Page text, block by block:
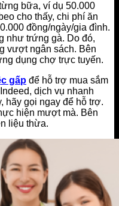
bữa, ví dụ 50.000
cho thấy, chi phí ăn
đồng/ngày/gia đình.
như trứng gà. Do đó,
vượt ngân sách. Bên
dụng chợ trực tuyến.
gấp để hỗ trợ mua sắm
dịch vụ nhanh
hãy gọi ngay để hỗ trợ.
hiện mượt mà. Bên
liệu thừa.